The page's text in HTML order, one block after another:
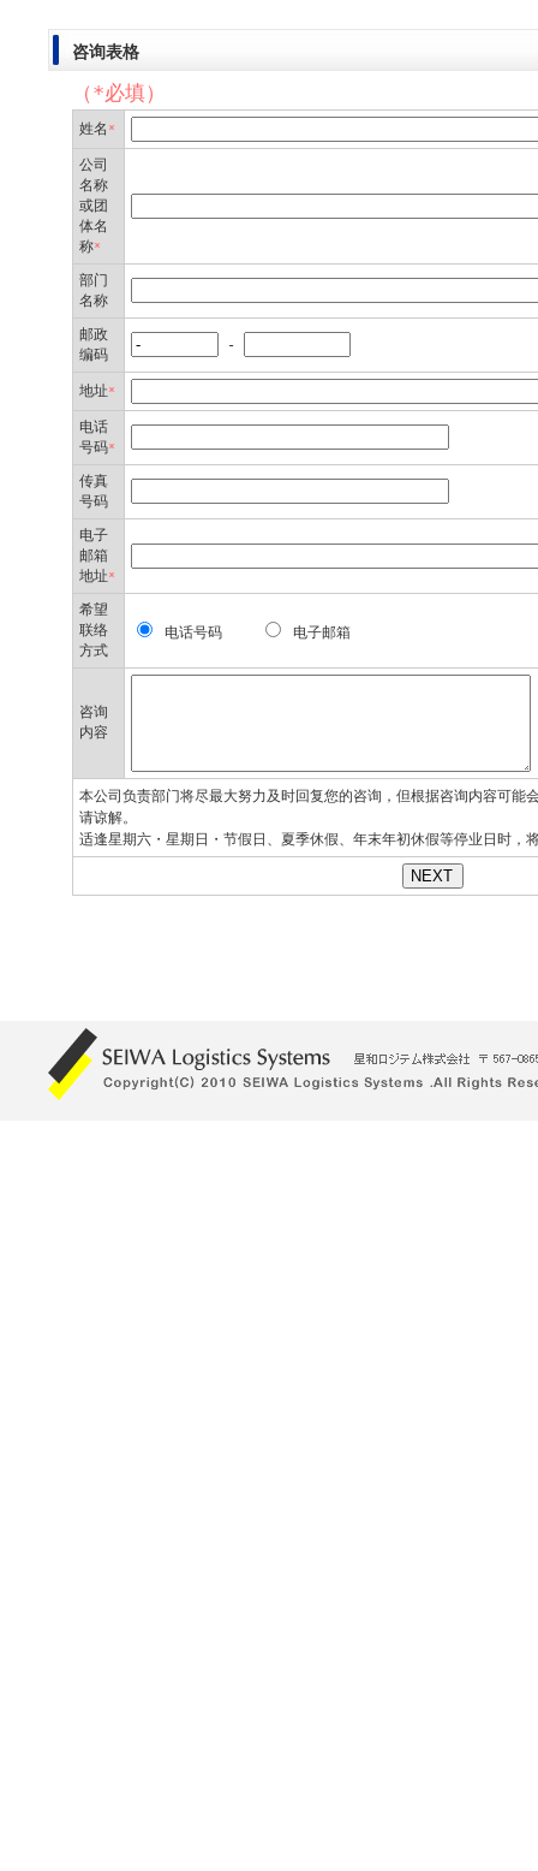
咨询表格
（*必填）
姓名 *
公司
名称
或团
体名
称*
部门
名称
邮政
编码
-
地址*
电话
号码*
传真
号码
电子
邮箱
地址*
希望
联络
方式
电话号码 电子邮箱
咨询
内容
本公司负责部门将尽最大努力及时回复您的咨询，但根据咨询内容可能
请谅解。
适逢星期六・星期日・节假日、夏季休假、年末年初休假等停业日时，